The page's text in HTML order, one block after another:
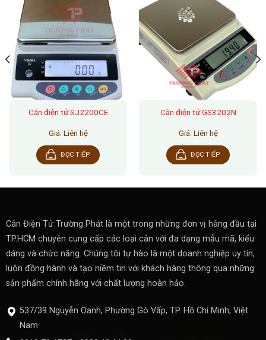
Cân điện tử SJ2200CE
Giá: Liên hệ
ĐỌC TIẾP
Cân điện tử GS3202N
Giá: Liên hệ
ĐỌC TIẾP
Cân Điện Tử Trường Phát là một trong những đơn vị hàng đầu tại
TP.HCM chuyên cung cấp các loại cân với đa dạng mẫu mã, kiểu
dáng và chức năng. Chúng tôi tự hào là một doanh nghiệp uy tín,
luôn đồng hành và tạo niềm tin với khách hàng thông qua những
sản phẩm chính hãng với chất lượng hoàn hảo.
537/39 Nguyễn Oanh, Phường Gò Vấp, TP. Hồ Chí Minh, Việt
Nam